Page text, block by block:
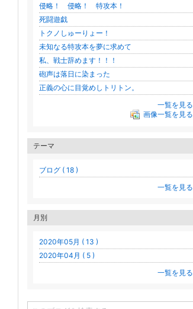
侵略！ 侵略！ 特攻本！
死闘遊戯
トクノしゅーりょー！
未知なる特攻本を夢に求めて
私、戦士辞めます！！！
砲声は落日に染まった
正義の心に目覚めしトリトン。
一覧を見る
画像一覧を見る
テーマ
ブログ ( 18 )
一覧を見る
月別
2020年05月 ( 13 )
2020年04月 ( 5 )
一覧を見る